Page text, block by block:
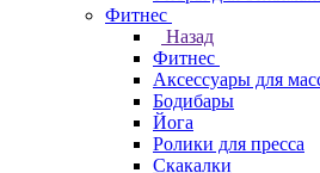
Фитнес
Назад
Фитнес
Аксессуары для
Бодибары
Йога
Ролики для пресса
Скакалки